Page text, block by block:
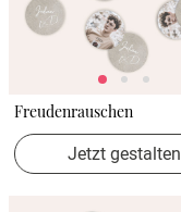
Freudenrauschen
Jetzt gestalten